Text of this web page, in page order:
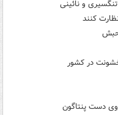
تنگسیری و نائینی
کنند
در کشور